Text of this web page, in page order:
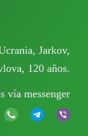
Jarkov,
120 años.
vía messenger